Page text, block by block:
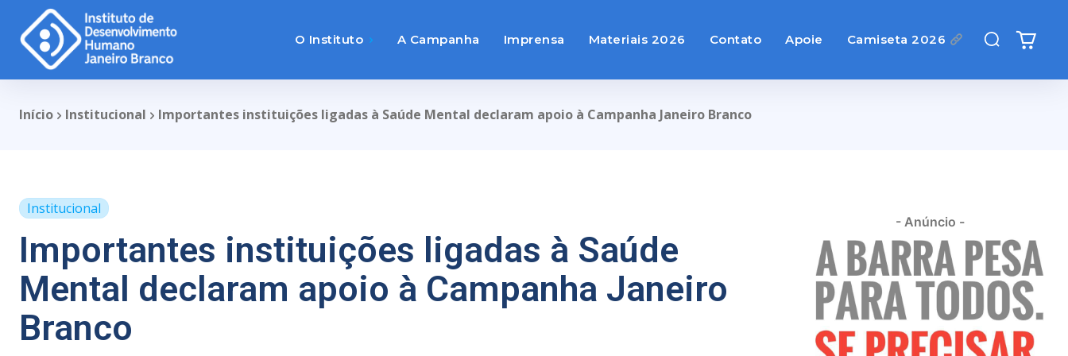
O Instituto A Campanha Imprensa Materiais 2026 Contato Apoie Camiseta 2026
Início Institucional Importantes instituições ligadas à Saúde Mental declaram apoio à Campanha Janeiro Branco
Institucional
Importantes instituições ligadas à Saúde
Mental declaram apoio à Campanha Janeiro
Branco
- Anúncio -